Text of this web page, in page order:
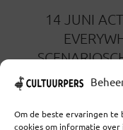
Om de beste ervaringen te
cookies om informatie
14 JUNI